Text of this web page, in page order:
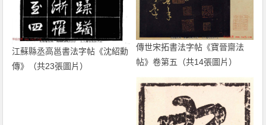
江蘇縣丞高邕書法字帖《沈紹勳​
傳》（共23張圖片）
傳世宋拓書法字帖《寶晉齋法
帖》卷第五（共14張圖片）